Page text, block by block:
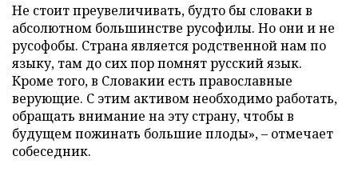
Не стоит преувеличивать, будто бы словаки в
абсолютном большинстве русофилы. Но они и не
русофобы. Страна является родственной нам по
языку, там до сих пор помнят русский язык.
Кроме того, в Словакии есть православные
верующие. С этим активом необходимо работать,
обращать внимание на эту страну, чтобы в
будущем пожинать большие плоды», – отмечает
собеседник.